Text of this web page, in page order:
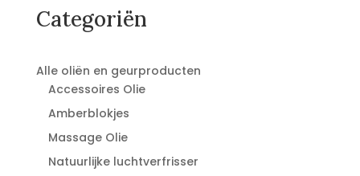
Categoriën
Alle oliën en geurproducten
Accessoires Olie
Amberblokjes
Massage Olie
Natuurlijke luchtverfrisser